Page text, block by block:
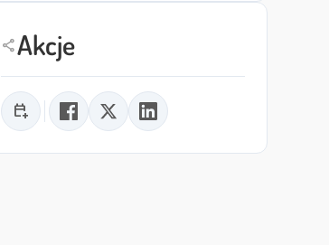
shareAkcje
calendar_add_on